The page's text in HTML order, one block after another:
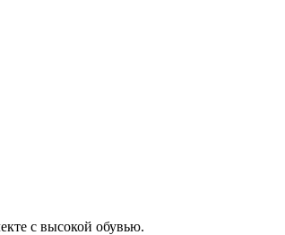
с высокой обувью.